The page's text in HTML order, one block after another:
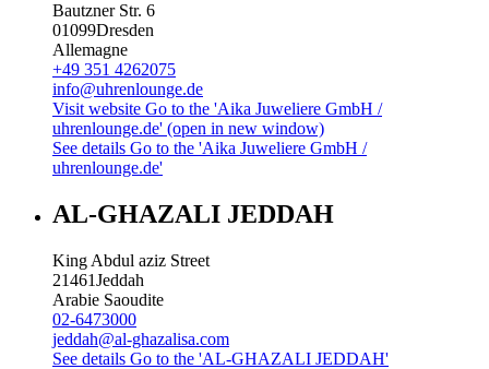
Bautzner Str. 6
01099Dresden
Allemagne
+49 351 4262075
info@uhrenlounge.de
Visit website Go to the 'Aika Juweliere GmbH /
uhrenlounge.de' (open in new window)
See details Go to the 'Aika Juweliere GmbH /
uhrenlounge.de'
AL-GHAZALI JEDDAH
King Abdul aziz Street
21461Jeddah
Arabie Saoudite
02-6473000
jeddah@al-ghazalisa.com
See details Go to the 'AL-GHAZALI JEDDAH'